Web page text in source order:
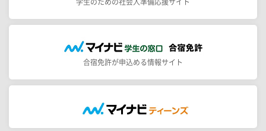
学生のための社会人準備応援サイト
合宿免許が申込める情報サイト